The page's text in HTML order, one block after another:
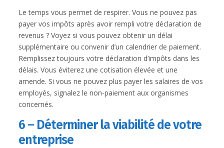
Le temps vous permet de respirer. Vous ne pouvez pas
payer vos impôts après avoir rempli votre déclaration de
revenus ? Voyez si vous pouvez obtenir un délai
supplémentaire ou convenir d’un calendrier de paiement.
Remplissez toujours votre déclaration d’impôts dans les
délais. Vous éviterez une cotisation élevée et une
amende. Si vous ne pouvez plus payer les salaires de vos
employés, signalez le non-paiement aux organismes
concernés.
6 – Déterminer la viabilité de votre
entreprise